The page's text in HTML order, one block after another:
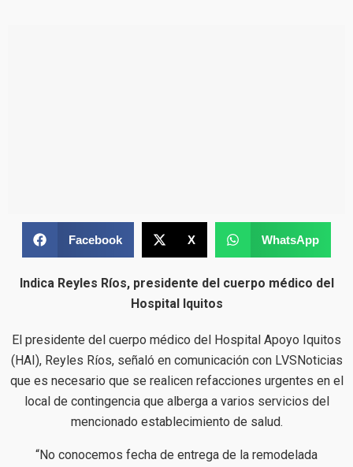
Facebook X WhatsApp
Indica Reyles Ríos, presidente del cuerpo médico del
Hospital Iquitos
El presidente del cuerpo médico del Hospital Apoyo Iquitos
(HAI), Reyles Ríos, señaló en comunicación con LVSNoticias
que es necesario que se realicen refacciones urgentes en el
local de contingencia que alberga a varios servicios del
mencionado establecimiento de salud.
“No conocemos fecha de entrega de la remodelada